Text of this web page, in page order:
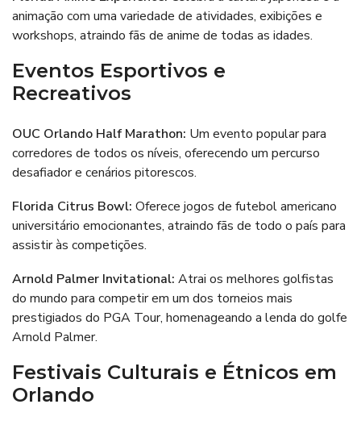
animação com uma variedade de atividades, exibições e
workshops, atraindo fãs de anime de todas as idades.
Eventos Esportivos e
Recreativos
OUC Orlando Half Marathon: Um evento popular para
corredores de todos os níveis, oferecendo um percurso
desafiador e cenários pitorescos.
Florida Citrus Bowl: Oferece jogos de futebol americano
universitário emocionantes, atraindo fãs de todo o país para
assistir às competições.
Arnold Palmer Invitational: Atrai os melhores golfistas
do mundo para competir em um dos torneios mais
prestigiados do PGA Tour, homenageando a lenda do golfe
Arnold Palmer.
Festivais Culturais e Étnicos em
Orlando